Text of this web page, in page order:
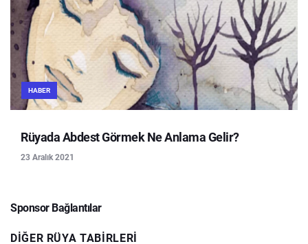
HABER
Rüyada Abdest Görmek Ne Anlama Gelir?
23 Aralık 2021
Sponsor Bağlantılar
DIĞER RÜYA TABIRLERI